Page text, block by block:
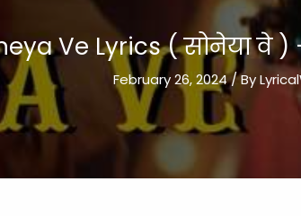
Ve Lyrics ( सोनेया वे
February 26, 2024/ By